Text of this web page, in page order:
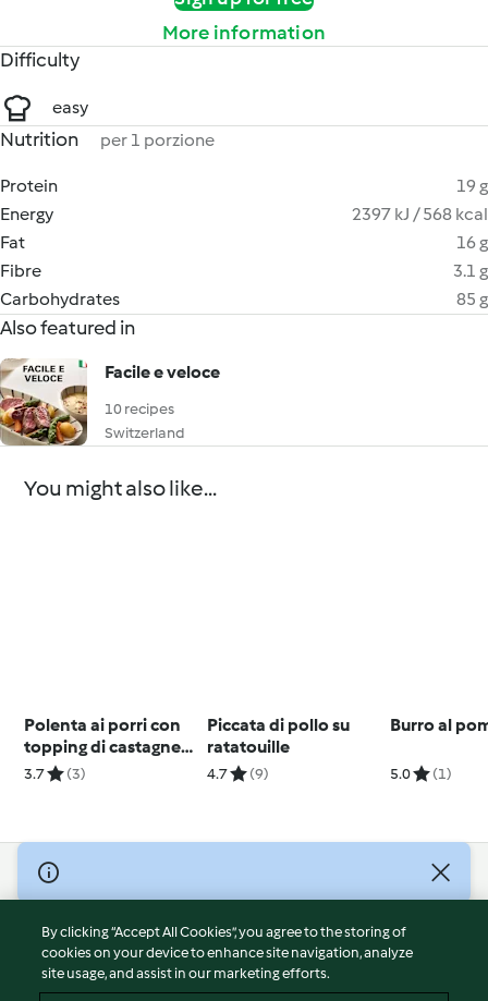
More information
Difficulty
easy
Nutrition per 1 porzione
Protein
19 g
Energy
2397 kJ / 568 kcal
Fat
16 g
Fibre
3.1 g
Carbohydrates
85 g
Also featured in
Facile e veloce
10 recipes
Switzerland
You might also like...
Polenta ai porri con
topping di castagne
(2 porzioni)
3.7 (3)
Piccata di pollo su
ratatouille
4.7 (9)
Burro al
5.0 (1)
© Copyright 2026
Terms of Service
Privacy Policy
Disclaimer
By clicking “Accept All Cookies”, you agree to the storing of
cookies on your device to enhance site navigation, analyze
site usage, and assist in our marketing efforts.